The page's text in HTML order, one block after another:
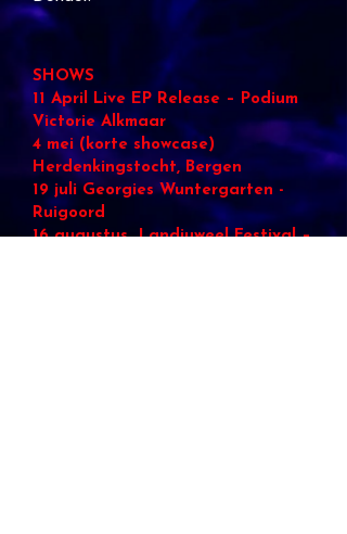
SHOWS
11 April Live EP Release – Podium
Victorie Alkmaar
4 mei (korte showcase)
Herdenkingstocht, Bergen
19 juli Georgies Wuntergarten -
Ruigoord
16 augustus Landjuweel Festival –